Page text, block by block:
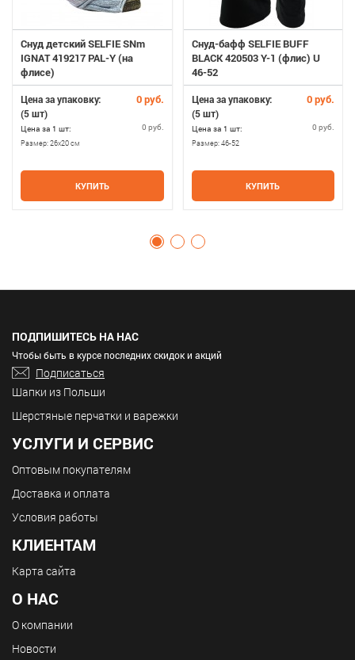
Снуд детский SELFIE SNm
IGNAT 419217 PAL-Y (на
флисе)
Цена за упаковку: 0 руб.
(5 шт)
Цена за 1 шт: 0 руб.
Размер:26х20 см
КУПИТЬ
Снуд-бафф SELFIE BUFF
BLACK 420503 Y-1 (флис) U
46-52
Цена за упаковку: 0 руб.
(5 шт)
Цена за 1 шт: 0 руб.
Размер: 46-52
КУПИТЬ
ПОДПИШИТЕСЬ НА НАС
Чтобы быть в курсе последних скидок и акций
Подписаться
Шапки из Польши
Шерстяные перчатки и варежки
УСЛУГИ И СЕРВИС
Оптовым покупателям
Доставка и оплата
Условия работы
КЛИЕНТАМ
Карта сайта
О НАС
О компании
Новости